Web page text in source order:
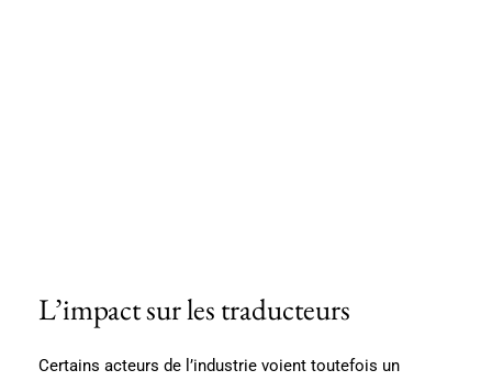
L’impact sur les traducteurs
Certains acteurs de l’industrie voient toutefois un